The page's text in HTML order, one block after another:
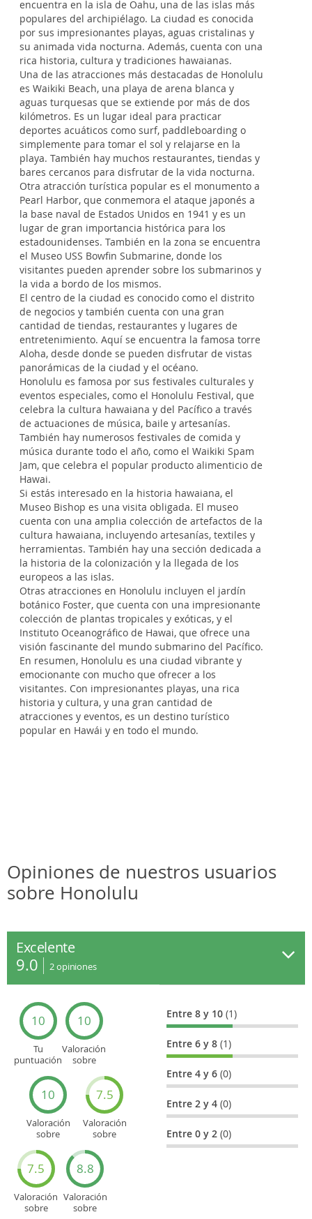
encuentra en la isla de Oahu, una de las islas más
populares del archipiélago. La ciudad es conocida
por sus impresionantes playas, aguas cristalinas y
su animada vida nocturna. Además, cuenta con una
rica historia, cultura y tradiciones hawaianas.
Una de las atracciones más destacadas de Honolulu
es Waikiki Beach, una playa de arena blanca y
aguas turquesas que se extiende por más de dos
kilómetros. Es un lugar ideal para practicar
deportes acuáticos como surf, paddleboarding o
simplemente para tomar el sol y relajarse en la
playa. También hay muchos restaurantes, tiendas y
bares cercanos para disfrutar de la vida nocturna.
Otra atracción turística popular es el monumento a
Pearl Harbor, que conmemora el ataque japonés a
la base naval de Estados Unidos en 1941 y es un
lugar de gran importancia histórica para los
estadounidenses. También en la zona se encuentra
el Museo USS Bowfin Submarine, donde los
visitantes pueden aprender sobre los submarinos y
la vida a bordo de los mismos.
El centro de la ciudad es conocido como el distrito
de negocios y también cuenta con una gran
cantidad de tiendas, restaurantes y lugares de
entretenimiento. Aquí se encuentra la famosa torre
Aloha, desde donde se pueden disfrutar de vistas
panorámicas de la ciudad y el océano.
Honolulu es famosa por sus festivales culturales y
eventos especiales, como el Honolulu Festival, que
celebra la cultura hawaiana y del Pacífico a través
de actuaciones de música, baile y artesanías.
También hay numerosos festivales de comida y
música durante todo el año, como el Waikiki Spam
Jam, que celebra el popular producto alimenticio de
Hawai.
Si estás interesado en la historia hawaiana, el
Museo Bishop es una visita obligada. El museo
cuenta con una amplia colección de artefactos de la
cultura hawaiana, incluyendo artesanías, textiles y
herramientas. También hay una sección dedicada a
la historia de la colonización y la llegada de los
europeos a las islas.
Otras atracciones en Honolulu incluyen el jardín
botánico Foster, que cuenta con una impresionante
colección de plantas tropicales y exóticas, y el
Instituto Oceanográfico de Hawai, que ofrece una
visión fascinante del mundo submarino del Pacífico.
En resumen, Honolulu es una ciudad vibrante y
emocionante con mucho que ofrecer a los
visitantes. Con impresionantes playas, una rica
historia y cultura, y una gran cantidad de
atracciones y eventos, es un destino turístico
popular en Hawái y en todo el mundo.
Opiniones de nuestros usuarios
sobre Honolulu
Excelente
9.0 2opiniones
10
Tu
puntuación
10
Valoración
sobre
10
Valoración
sobre
7.5
Valoración
sobre
turísticos
7.5
Valoración
sobre
8.8
Valoración
sobre
Entre 8 y 10(1)
Entre 6 y 8(1)
Entre 4 y 6(0)
Entre 2 y 4(0)
Entre 0 y 2(0)